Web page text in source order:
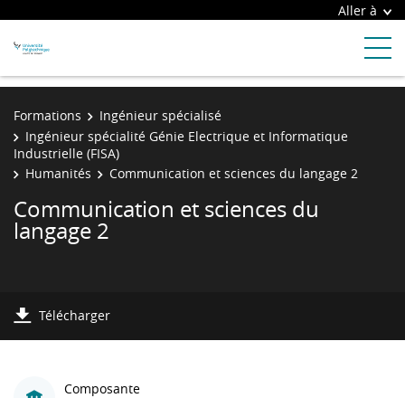
Aller à
Formations
Ingénieur spécialisé
Ingénieur spécialité Génie Electrique et Informatique
Industrielle (FISA)
Humanités
Communication et sciences du langage 2
Communication et sciences du
langage 2
Télécharger
Composante